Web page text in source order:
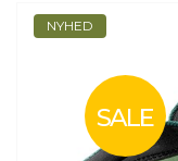
NYHED
SALE